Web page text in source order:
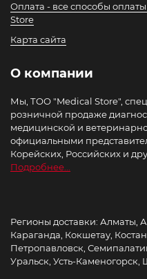
Оплата - все способы
Store
Карта сайта
О компании
Мы, ТОО "Medical Store",
розничной продаже
медицинской и
официальными
Корейских, Российских и
Подробнее...
Регионы доставки: Алматы,
Караганда, Кокшетау,
Петропавловск,
Уральск, Усть-Каменогорск,